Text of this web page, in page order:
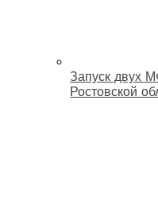
Запуск двух
Ростовской